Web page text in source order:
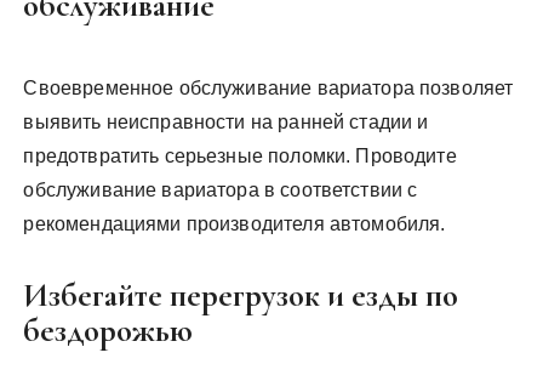
Своевременное обслуживание вариатора позволяет
выявить неисправности на ранней стадии и
предотвратить серьезные поломки. Проводите
обслуживание вариатора в соответствии с
рекомендациями производителя автомобиля.
Избегайте перегрузок и езды по
бездорожью